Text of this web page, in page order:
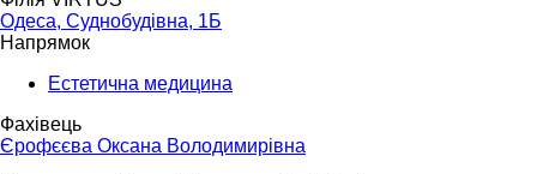
Одеса, Суднобудівна, 1Б
Напрямок
Естетична медицина
Фахівець
Єрофєєва Оксана Володимирівна